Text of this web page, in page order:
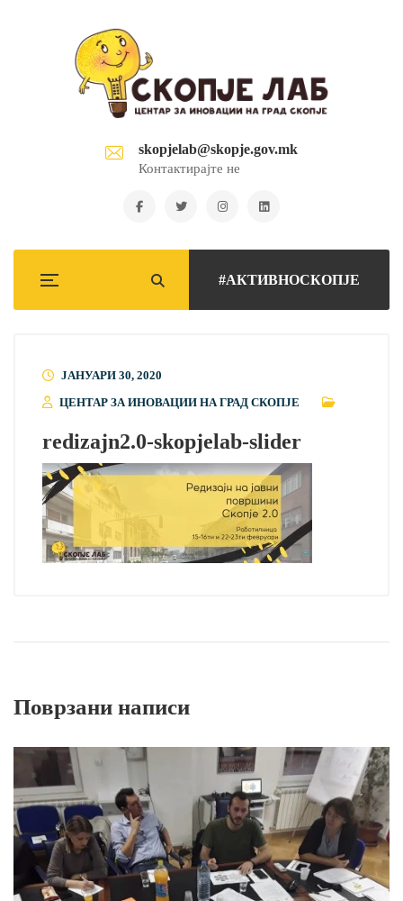
skopjelab@skopje.gov.mk
Контактирајте не
#АКТИВНОСКОПЈЕ
ЈАНУАРИ 30, 2020
ЦЕНТАР ЗА ИНОВАЦИИ НА ГРАД СКОПЈЕ
redizajn2.0-skopjelab-slider
Поврзани написи